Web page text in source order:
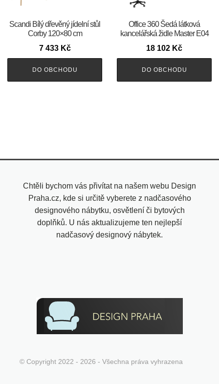
Scandi Bílý dřevěný jídelní stůl
Corby 120×80 cm
7 433 Kč
DO OBCHODU
Office 360 Šedá látková
kancelářská židle Master E04
18 102 Kč
DO OBCHODU
Chtěli bychom vás přivítat na našem webu Design
Praha.cz, kde si určitě vyberete z nadčasového
designového nábytku, osvětlení či bytových
doplňků. U nás aktualizujeme ten nejlepší
nadčasový designový nábytek.
© Copyright 2022 - 2026 - Všechna práva vyhrazena